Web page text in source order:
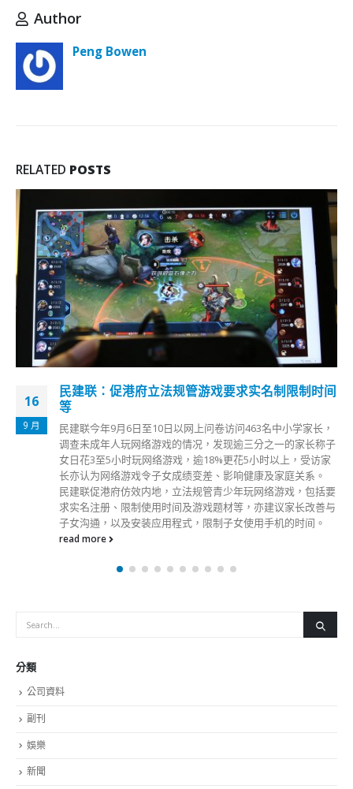
Author
Peng Bowen
RELATED POSTS
16
9 月
民建联：促港府立法规管游戏要求实名制限制时间
等
民建联今年9月6日至10日以网上问卷访问463名中小学家长，
调查未成年人玩网络游戏的情况，发现逾三分之一的家长称子
女日花3至5小时玩网络游戏，逾18%更花5小时以上，受访家
长亦认为网络游戏令子女成绩变差、影响健康及家庭关系。
民建联促港府仿效内地，立法规管青少年玩网络游戏，包括要
求实名注册、限制使用时间及游戏题材等，亦建议家长改善与
子女沟通，以及安装应用程式，限制子女使用手机的时间。
read more
分類
公司資料
副刊
娛樂
新聞